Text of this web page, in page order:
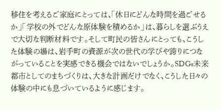
移住を考えるご家庭にとっては、「休日にどんな時間を過ごせる
か」「学校の外でどんな原体験を積めるか」は、暮らしを選ぶうえ
で大切な判断材料です。そして町民の皆さんにとっても、こうし
た体験の場は、岩手町の資源が次の世代の学びや誇りにつな
がっていることを実感できる機会ではないでしょうか。SDGs未来
都市としてのまちづくりは、大きな計画だけでなく、こうした日々の
体験の中にも息づいているように感じます。